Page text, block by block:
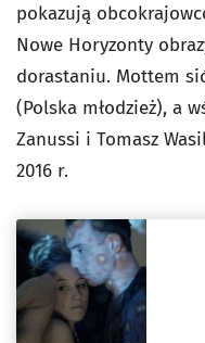
pokazują
Nowe Horyzonty
dorastaniu. Mottem
(Polska młodzież), a
Zanussi i Tomasz
2016 r.